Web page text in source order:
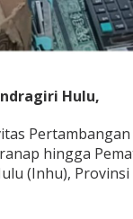
Hulu,
hingga
(Inhu),